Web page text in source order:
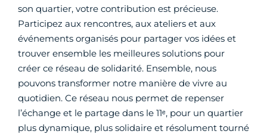
son quartier, votre contribution est précieuse.
Participez aux rencontres, aux ateliers et aux
événements organisés pour partager vos idées et
trouver ensemble les meilleures solutions pour
créer ce réseau de solidarité. Ensemble, nous
pouvons transformer notre manière de vivre au
quotidien. Ce réseau nous permet de repenser
l’échange et le partage dans le 11ᵉ, pour un quartier
plus dynamique, plus solidaire et résolument tourné